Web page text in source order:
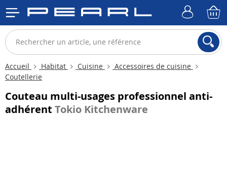
Accueil Habitat Cuisine
Accessoires de cuisine
Coutellerie
Couteau multi-usages professionnel anti-
adhérent Tokio Kitchenware